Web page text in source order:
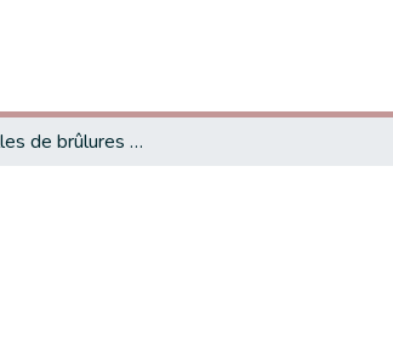
Les séquelles de brûlures de la face